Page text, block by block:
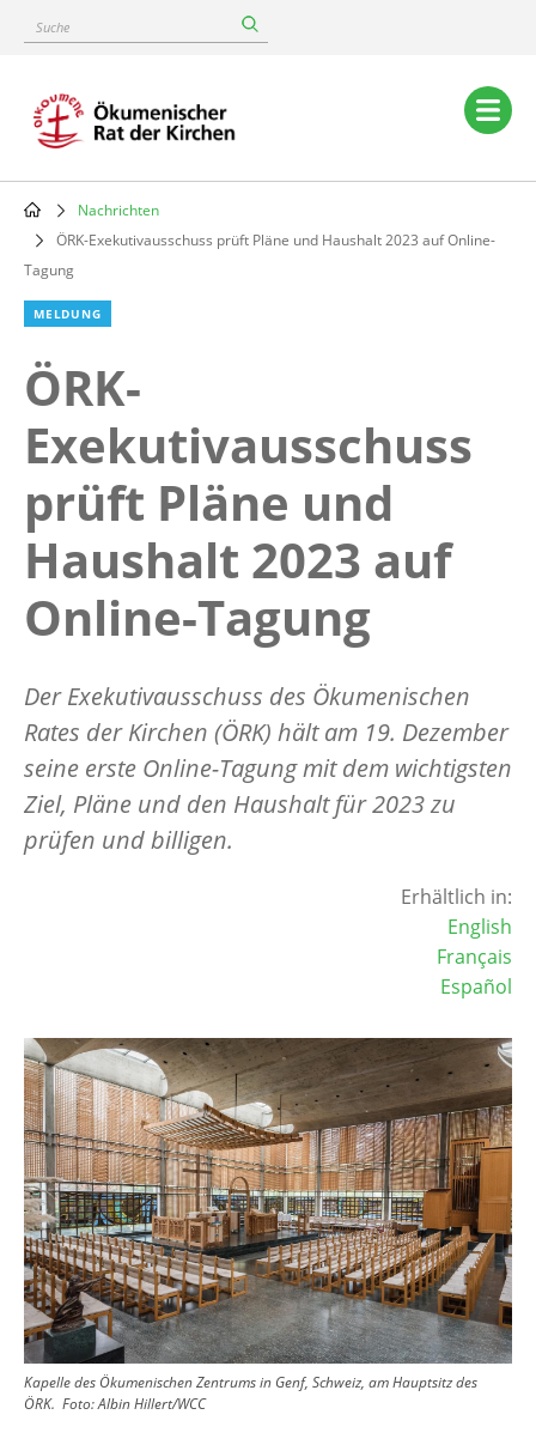
content
Suche
Main
navigation
Breadcrumb
Nachrichten
ÖRK-Exekutivausschuss prüft Pläne und Haushalt 2023 auf Online-
Tagung
MELDUNG
ÖRK-
Exekutivausschuss
prüft Pläne und
Haushalt 2023 auf
Online-Tagung
Der Exekutivausschuss des Ökumenischen
Rates der Kirchen (ÖRK) hält am 19. Dezember
seine erste Online-Tagung mit dem wichtigsten
Ziel, Pläne und den Haushalt für 2023 zu
prüfen und billigen.
Erhältlich in:
English
Français
Español
Image
Kapelle des Ökumenischen Zentrums in Genf, Schweiz, am Hauptsitz des
ÖRK. Foto:Albin Hillert/WCC